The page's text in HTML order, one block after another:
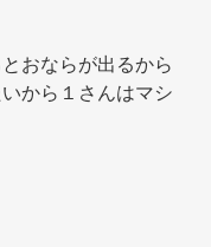
おならが出るから
から１さんはマシ